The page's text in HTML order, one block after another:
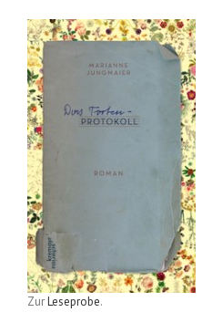
ZurLeseprobe.